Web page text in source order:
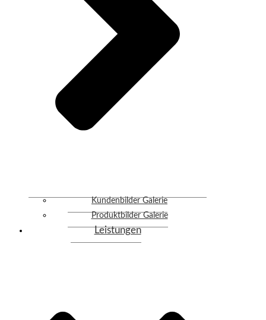
Kundenbilder Galerie
Produktbilder Galerie
Leistungen